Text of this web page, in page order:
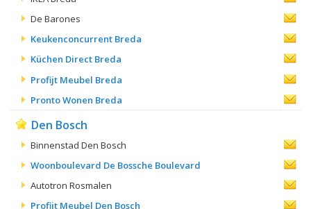
De Barones
Keukenconcurrent Breda
Küchen Direct Breda
Profijt Meubel Breda
Pronto Wonen Breda
Den Bosch
Binnenstad Den Bosch
Woonboulevard De Bossche Boulevard
Autotron Rosmalen
Profijt Meubel Den Bosch